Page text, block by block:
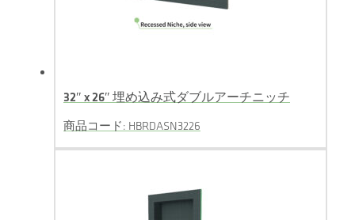
32″ x 26″ 埋め込み式ダブルアーチニッチ
商品コード: HBRDASN3226